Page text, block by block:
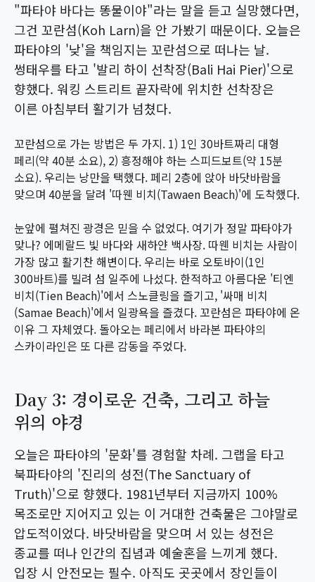
"파타야 바다는 똥물이야"라는 말을 듣고 실망했다면,
그건 꼬란섬(Koh Larn)을 안 가봤기 때문이다. 오늘은
파타야의 '낮'을 책임지는 꼬란섬으로 떠나는 날.
썽태우를 타고 '발리 하이 선착장(Bali Hai Pier)'으로
향했다. 워킹 스트리트 끝자락에 위치한 선착장은
이른 아침부터 활기가 넘쳤다.
꼬란섬으로 가는 방법은 두 가지. 1) 1인 30바트짜리 대형
페리(약 40분 소요), 2) 흥정해야 하는 스피드보트(약 15분
소요). 우리는 낭만을 택했다. 페리 2층에 앉아 바닷바람을
맞으며 40분을 달려 '따웬 비치(Tawaen Beach)'에 도착했다.
눈앞에 펼쳐진 광경은 믿을 수 없었다. 여기가 정말 파타야가
맞나? 에메랄드 빛 바다와 새하얀 백사장. 따웬 비치는 사람이
가장 많고 활기찬 해변이다. 우리는 바로 오토바이(1인
300바트)를 빌려 섬 일주에 나섰다. 한적하고 아름다운 '티엔
비치(Tien Beach)'에서 스노클링을 즐기고, '싸매 비치
(Samae Beach)'에서 일광욕을 즐겼다. 꼬란섬은 파타야에 온
이유 그 자체였다. 돌아오는 페리에서 바라본 파타야의
스카이라인은 또 다른 감동을 주었다.
Day 3: 경이로운 건축, 그리고 하늘
위의 야경
오늘은 파타야의 '문화'를 경험할 차례. 그랩을 타고
북파타야의 '진리의 성전(The Sanctuary of
Truth)'으로 향했다. 1981년부터 지금까지 100%
목조로만 지어지고 있는 이 거대한 건축물은 그야말로
압도적이었다. 바닷바람을 맞으며 서 있는 성전은
종교를 떠나 인간의 집념과 예술혼을 느끼게 했다.
입장 시 안전모는 필수. 아직도 곳곳에서 장인들이